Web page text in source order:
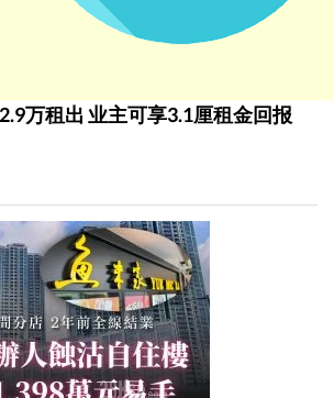
万租出 业主可享3.1厘租金回报